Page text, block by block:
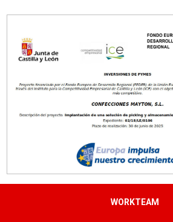
Tallas: S, M, L, XL, XXL
WORKTEAM